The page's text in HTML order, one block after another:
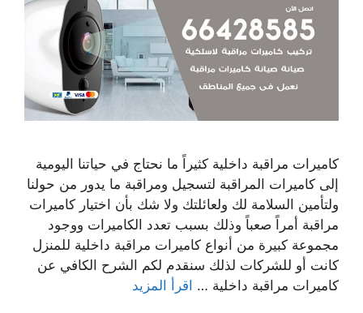
كاميرات مراقبة داخلية كثيراً ما نحتاج في حياتنا اليومية
إلى كاميرات المراقبة لتسجيل ومراقبة ما يدور من حولنا
ولتأمين السلامة لك ولعائلتك ولا شك بأن اختيار كاميرات
مراقبة أمراً صعباً وذلك بسبب تعدد الكاميرات ووجود
مجموعة كبيرة من أنواع كاميرات مراقبة داخلية للمنزل
كانت أو للشركات لذلك سنقدم لكم الشرح الكافي عن
كاميرات مراقبة داخلية … اقرأ المزيد